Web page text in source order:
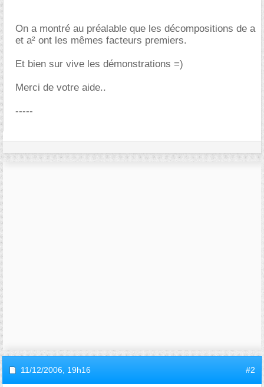
On a montré au préalable que les décompositions de a
et a² ont les mêmes facteurs premiers.
Et bien sur vive les démonstrations =)
Merci de votre aide..
-----
11/12/2006, 19h16 #2